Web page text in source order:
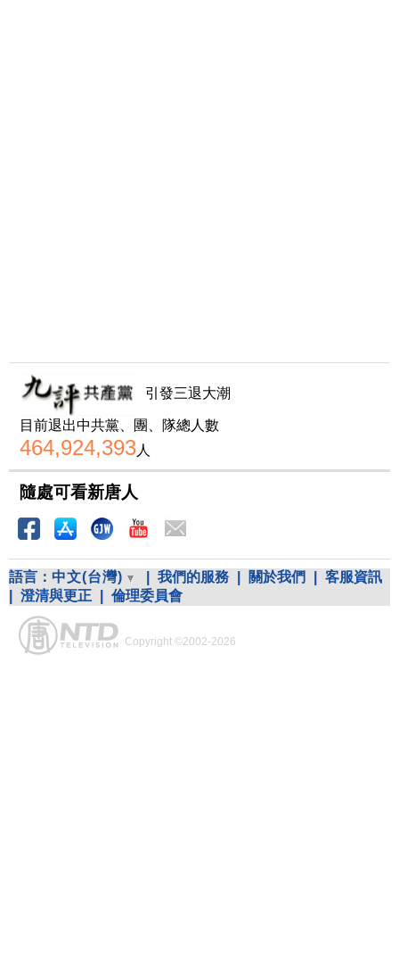
引發三退大潮
目前退出中共黨、團、隊總人數
464,924,393人
隨處可看新唐人
語言： 中文(台灣) 我們的服務 關於我們
客服資訊
澄清與更正 倫理委員會
Copyright ©2002-2026